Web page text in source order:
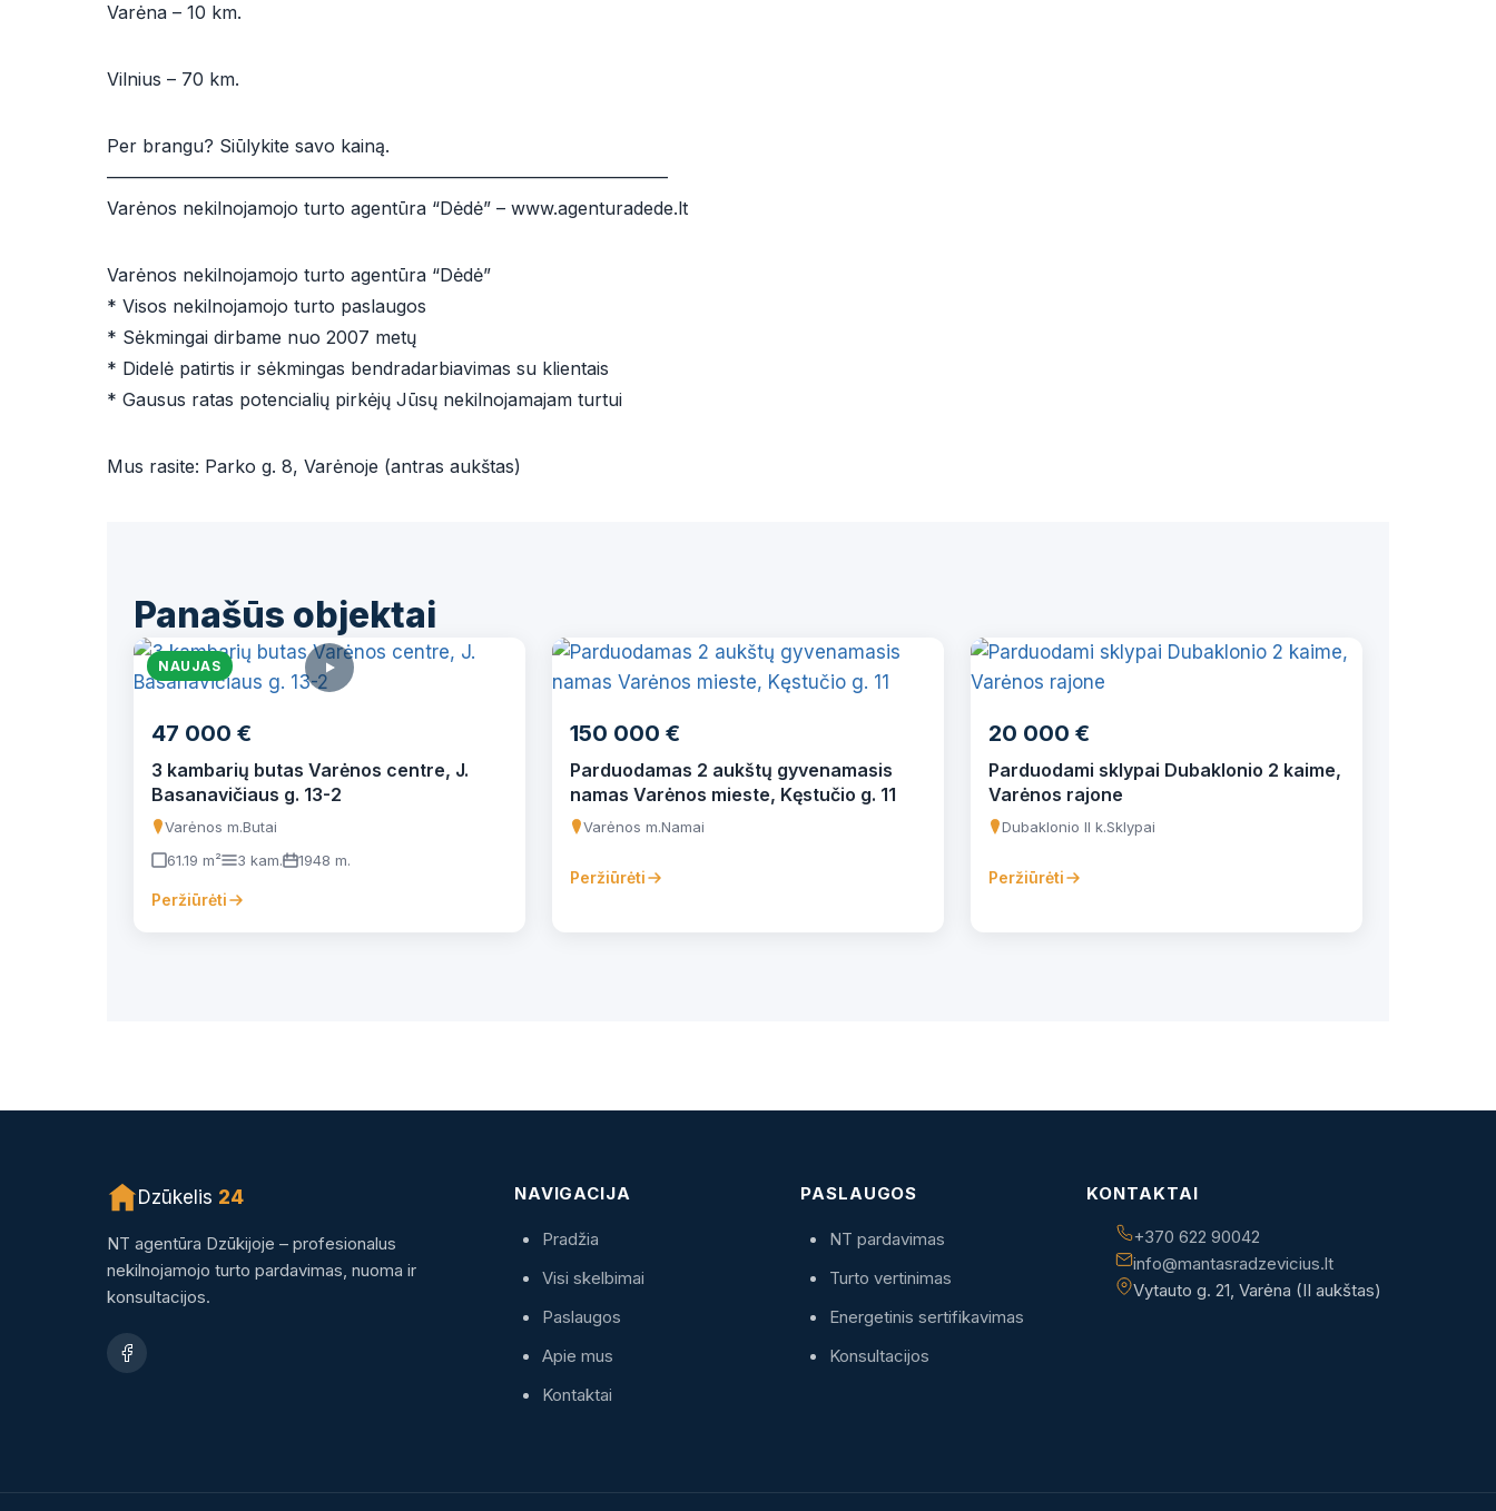
Varėna – 10 km.
Vilnius – 70 km.
Per brangu? Siūlykite savo kainą.
———————————————————————————————–
Varėnos nekilnojamojo turto agentūra “Dėdė” – www.agenturadede.lt
Varėnos nekilnojamojo turto agentūra “Dėdė”
* Visos nekilnojamojo turto paslaugos
* Sėkmingai dirbame nuo 2007 metų
* Didelė patirtis ir sėkmingas bendradarbiavimas su klientais
* Gausus ratas potencialių pirkėjų Jūsų nekilnojamajam turtui
Mus rasite: Parko g. 8, Varėnoje (antras aukštas)
Panašūs objektai
NAUJAS
47 000 €
3 kambarių butas Varėnos centre, J.
Basanavičiaus g. 13-2
Varėnos m.Butai
61.19 m²
3 kam. 1948 m.
Peržiūrėti
150 000 €
Parduodamas 2 aukštų gyvenamasis
namas Varėnos mieste, Kęstučio g. 11
Varėnos m.Namai
Peržiūrėti
20 000 €
Parduodami sklypai Dubaklonio 2 kaime,
Varėnos rajone
Dubaklonio II k.Sklypai
Peržiūrėti
Dzūkelis 24
NT agentūra Dzūkijoje – profesionalus
nekilnojamojo turto pardavimas, nuoma ir
konsultacijos.
NAVIGACIJA
Pradžia
Visi skelbimai
Paslaugos
Apie mus
Kontaktai
PASLAUGOS
NT pardavimas
Turto vertinimas
Energetinis sertifikavimas
Konsultacijos
KONTAKTAI
+370 622 90042
info@mantasradzevicius.lt
Vytauto g. 21, Varėna (II aukštas)